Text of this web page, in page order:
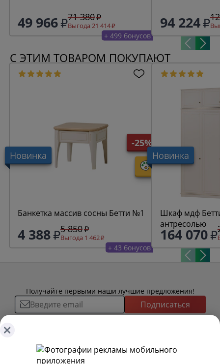
49 966 71 380
Выгода 21 414
+ 499 бонусов
94 224
С ЭТИМ ТОВАРОМ ПОКУПАЮТ
Новинка
-25%
Банкетка массив сосны Бетти №1
4 388 5 850
Выгода 1 462
+ 43 бонусов
Новинка
Шкаф мдф
антресолью
164 070
Получайте первыми наши лучшие предложения!
Подписаться
О ТОВАРАХ